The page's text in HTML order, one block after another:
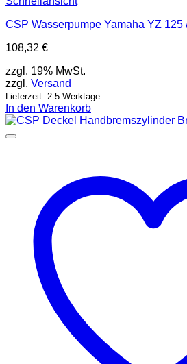
CSP Wasserpumpe Yamaha YZ 125
108,32 €
zzgl. 19% MwSt.
zzgl. Versand
Lieferzeit: 2-5 Werktage
In den Warenkorb